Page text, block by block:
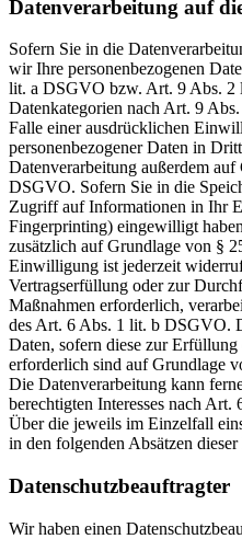
Datenverarbeitung auf
Sofern Sie in die
wir Ihre personenbezogenen
lit. a DSGVO bzw. Art. 9 Abs. 2
Datenkategorien nach Art. 9
Falle einer ausdrücklichen
personenbezogener Daten in
Datenverarbeitung außerdem
DSGVO. Sofern Sie in die
Zugriff auf Informationen in Ihr
Fingerprinting) eingewilligt
zusätzlich auf Grundlage von §
Einwilligung ist jederzeit
Vertragserfüllung oder zur
Maßnahmen erforderlich,
des Art. 6 Abs. 1 lit. b DSGVO.
Daten, sofern diese zur
erforderlich sind auf Grundlage
Die Datenverarbeitung kann
berechtigten Interesses nach
Über die jeweils im Einzelfall
in den folgenden Absätzen
Datenschutz­beauftragter
Wir haben einen